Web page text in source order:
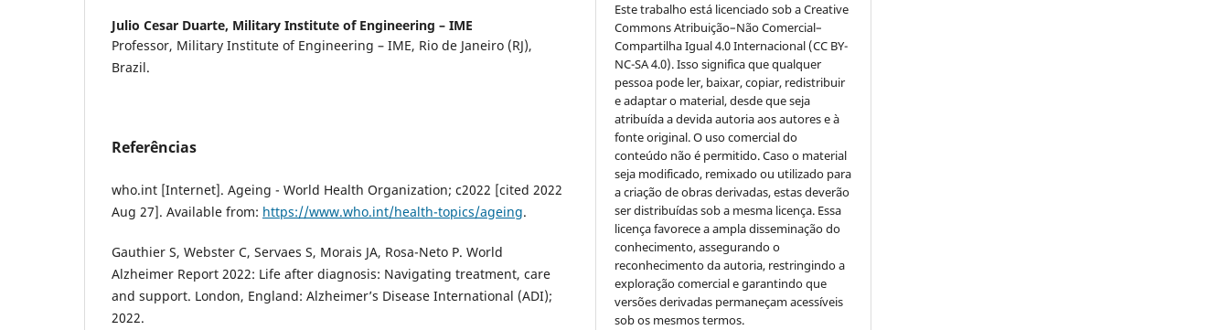
Julio Cesar Duarte, Military Institute of Engineering – IME
Professor, Military Institute of Engineering – IME, Rio de Janeiro (RJ),
Brazil.
Referências
who.int [Internet]. Ageing - World Health Organization; c2022 [cited 2022
Aug 27]. Available from: https://www.who.int/health-topics/ageing.
Gauthier S, Webster C, Servaes S, Morais JA, Rosa-Neto P. World
Alzheimer Report 2022: Life after diagnosis: Navigating treatment, care
and support. London, England: Alzheimer’s Disease International (ADI);
2022.
Este trabalho está licenciado sob a Creative
Commons Atribuição–Não Comercial–
Compartilha Igual 4.0 Internacional (CC BY-
NC-SA 4.0). Isso significa que qualquer
pessoa pode ler, baixar, copiar, redistribuir
e adaptar o material, desde que seja
atribuída a devida autoria aos autores e à
fonte original. O uso comercial do
conteúdo não é permitido. Caso o material
seja modificado, remixado ou utilizado para
a criação de obras derivadas, estas deverão
ser distribuídas sob a mesma licença. Essa
licença favorece a ampla disseminação do
conhecimento, assegurando o
reconhecimento da autoria, restringindo a
exploração comercial e garantindo que
versões derivadas permaneçam acessíveis
sob os mesmos termos.